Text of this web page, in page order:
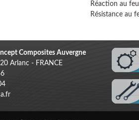
Réaction au feu
Résistance au
Composites Auvergne
Arlanc - FRANCE